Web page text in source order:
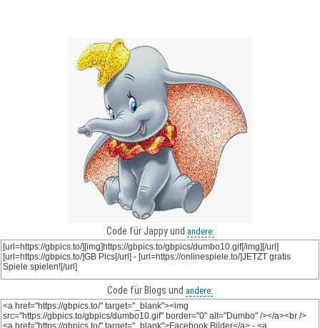
Code für Jappy und andere:
Code für Blogs und andere: